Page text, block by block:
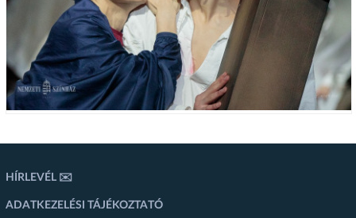
HÍRLEVÉL ✉️
ADATKEZELÉSI TÁJÉKOZTATÓ